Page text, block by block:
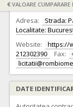
VALOARE
Ofertant: S.C.
Adresa:
Strada:
Localitate:
Website:
https://
212302390
Fax:
DATE